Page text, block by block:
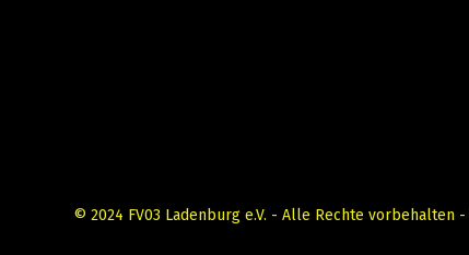
© 2024 FV03 Ladenburg e.V. - Alle Rechte vorbehalten -